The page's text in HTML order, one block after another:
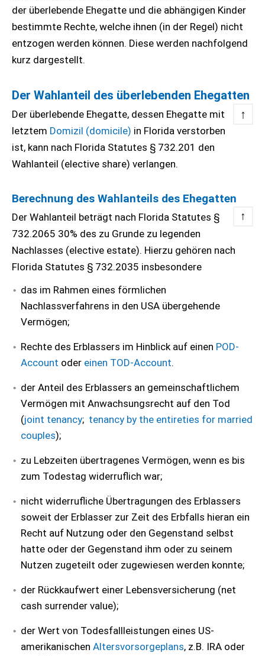
der überlebende Ehegatte und die abhängigen Kinder
bestimmte Rechte, welche ihnen (in der Regel) nicht
entzogen werden können. Diese werden nachfolgend
kurz dargestellt.
Der Wahlanteil des überlebenden Ehegatten
↑
Der überlebende Ehegatte, dessen Ehegatte mit
letztem Domizil (domicile) in Florida verstorben
ist, kann nach Florida Statutes § 732.201 den
Wahlanteil (elective share) verlangen.
Berechnung des Wahlanteils des Ehegatten
↑
Der Wahlanteil beträgt nach Florida Statutes §
732.2065 30% des zu Grunde zu legenden
Nachlasses (elective estate). Hierzu gehören nach
Florida Statutes § 732.2035 insbesondere
das im Rahmen eines förmlichen
Nachlassverfahrens in den USA übergehende
Vermögen;
Rechte des Erblassers im Hinblick auf einen POD-
Account oder einen TOD-Account.
der Anteil des Erblassers an gemeinschaftlichem
Vermögen mit Anwachsungsrecht auf den Tod
(joint tenancy; tenancy by the entireties for married
couples);
zu Lebzeiten übertragenes Vermögen, wenn es bis
zum Todestag widerruflich war;
nicht widerrufliche Übertragungen des Erblassers
soweit der Erblasser zur Zeit des Erbfalls hieran ein
Recht auf Nutzung oder den Gegenstand selbst
hatte oder der Gegenstand ihm oder zu seinem
Nutzen zugeteilt oder zugewiesen werden konnte;
der Rückkaufwert einer Lebensversicherung (net
cash surrender value);
der Wert von Todesfallleistungen eines US-
amerikanischen Altersvorsorgeplans, z.B. IRA oder